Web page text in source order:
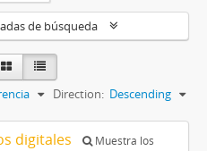
de búsqueda
Direction: Descending
digitales
Muestra los